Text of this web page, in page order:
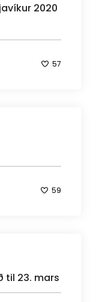
2020
57
59
til 23. mars